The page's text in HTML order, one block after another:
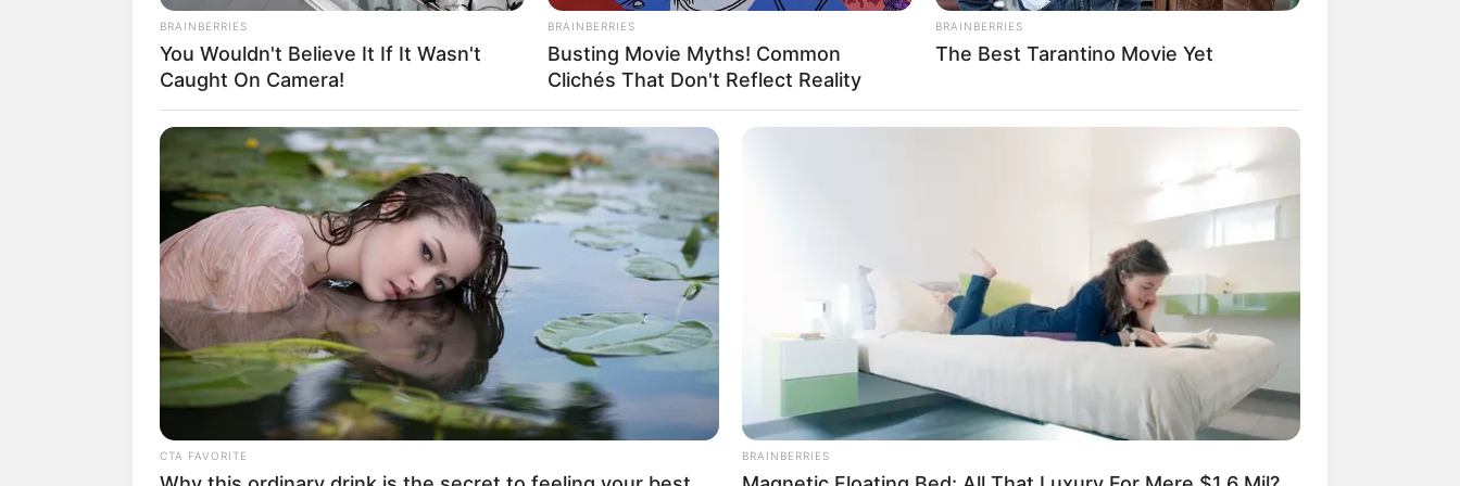
1. Konsumsi buah-buahan yang mengandung flavonoid seperti buah beri
sehingga bisa melindungi lapisan perut dan melawan bakteri
Gemes
Ambyar! 10 Kalimat Baper
Pakai Bahasa Jawa Ini Bikin
BRAINBERRIES
You Wouldn't Believe It If It Wasn't
Caught On Camera!
BRAINBERRIES
Busting Movie Myths! Common
Clichés That Don't Reflect Reality
BRAINBERRIES
The Best Tarantino Movie Yet
CTA FAVORITE BRAINBERRIES